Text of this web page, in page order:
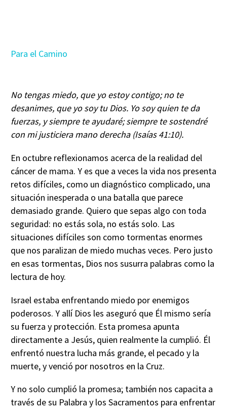
Para el Camino
No tengas miedo, que yo estoy contigo; no te
desanimes, que yo soy tu Dios. Yo soy quien te da
fuerzas, y siempre te ayudaré; siempre te sostendré
con mi justiciera mano derecha (Isaías 41:10).
En octubre reflexionamos acerca de la realidad del
cáncer de mama. Y es que a veces la vida nos presenta
retos difíciles, como un diagnóstico complicado, una
situación inesperada o una batalla que parece
demasiado grande. Quiero que sepas algo con toda
seguridad: no estás sola, no estás solo. Las
situaciones difíciles son como tormentas enormes
que nos paralizan de miedo muchas veces. Pero justo
en esas tormentas, Dios nos susurra palabras como la
lectura de hoy.
Israel estaba enfrentando miedo por enemigos
poderosos. Y allí Dios les aseguró que Él mismo sería
su fuerza y protección. Esta promesa apunta
directamente a Jesús, quien realmente la cumplió. Él
enfrentó nuestra lucha más grande, el pecado y la
muerte, y venció por nosotros en la Cruz.
Y no solo cumplió la promesa; también nos capacita a
través de su Palabra y los Sacramentos para enfrentar